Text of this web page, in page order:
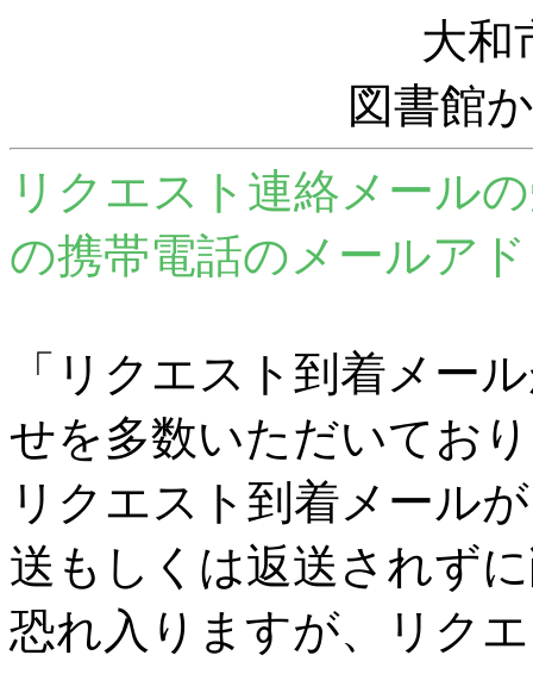
大和
図書館
リクエスト連絡メール
の携帯電話のメールア
「リクエスト到着メー
せを多数いただいてお
リクエスト到着メール
送もしくは返送されず
恐れ入りますが、リク